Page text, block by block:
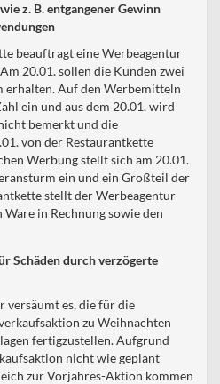
z. B. entgangener Gewinn
beauftragt eine Werbeagentur
20.01. sollen die Kunden zwei
erhalten. Auf den Werbemitteln
ein und aus dem 20.01. wird
bemerkt und die
von der Restaurantkette
Werbung stellt sich am 20.01.
ein und ein Großteil der
stellt der Werbeagentur
in Rechnung sowie den
Schäden durch verzögerte
versäumt es, die für die
zu Weihnachten
fertigzustellen. Aufgrund
nicht wie geplant
zur Vorjahres-Aktion kommen